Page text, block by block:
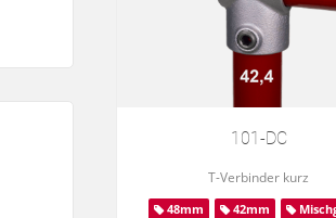
101-DC
T-Verbinder kurz
48mm 42mm